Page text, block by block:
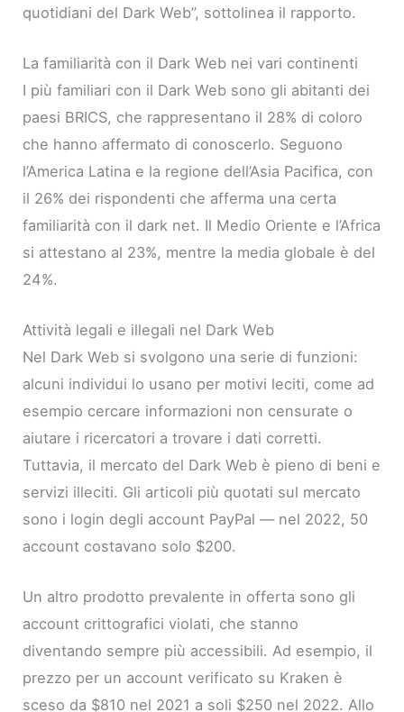
quotidiani del Dark Web”, sottolinea il rapporto.
La familiarità con il Dark Web nei vari continenti
I più familiari con il Dark Web sono gli abitanti dei
paesi BRICS, che rappresentano il 28% di coloro
che hanno affermato di conoscerlo. Seguono
l’America Latina e la regione dell’Asia Pacifica, con
il 26% dei rispondenti che afferma una certa
familiarità con il dark net. Il Medio Oriente e l’Africa
si attestano al 23%, mentre la media globale è del
24%.
Attività legali e illegali nel Dark Web
Nel Dark Web si svolgono una serie di funzioni:
alcuni individui lo usano per motivi leciti, come ad
esempio cercare informazioni non censurate o
aiutare i ricercatori a trovare i dati corretti.
Tuttavia, il mercato del Dark Web è pieno di beni e
servizi illeciti. Gli articoli più quotati sul mercato
sono i login degli account PayPal — nel 2022, 50
account costavano solo $200.
Un altro prodotto prevalente in offerta sono gli
account crittografici violati, che stanno
diventando sempre più accessibili. Ad esempio, il
prezzo per un account verificato su Kraken è
sceso da $810 nel 2021 a soli $250 nel 2022. Allo